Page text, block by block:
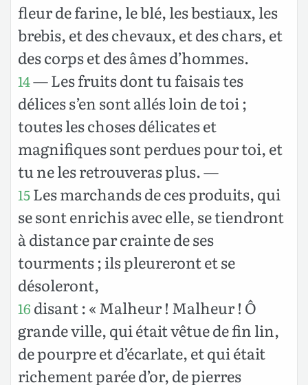
fleur de farine, le blé, les bestiaux, les
brebis, et des chevaux, et des chars, et
des corps et des âmes d’hommes.
14— Les fruits dont tu faisais tes
délices s’en sont allés loin de toi ;
toutes les choses délicates et
magnifiques sont perdues pour toi, et
tu ne les retrouveras plus. —
15Les marchands de ces produits, qui
se sont enrichis avec elle, se tiendront
à distance par crainte de ses
tourments ; ils pleureront et se
désoleront,
16 disant : « Malheur ! Malheur ! Ô
grande ville, qui était vêtue de fin lin,
de pourpre et d’écarlate, et qui était
richement parée d’or, de pierres